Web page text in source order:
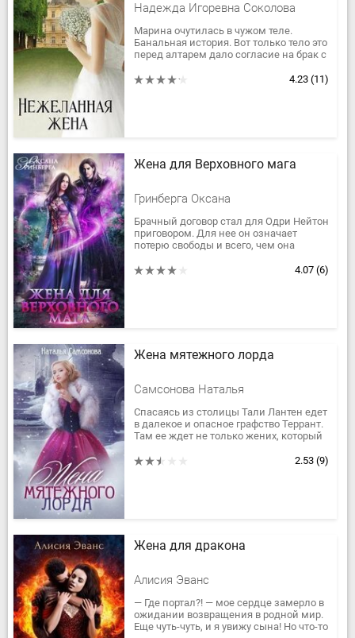
Надежда Игоревна Соколова
Марина очутилась в чужом теле.
Банальная история. Вот только тело это
перед алтарем дало согласие на брак с
уродливым некромантом....
4.23 (11)
Жена для Верховного мага
Гринберга Оксана
Брачный договор стал для Одри Нейтон
приговором. Для нее он означает
потерю свободы и всего, чем она
шанс на любовь и счастье? Но...
4.07 (6)
Жена мятежного лорда
Самсонова Наталья
Спасаясь из столицы Тали Лантен едет
в далекое и опасное графство Террант.
Там ее ждет не только жених, который
самый сложный...
2.53 (9)
Жена для дракона
Алисия Эванс
— Где портал?! — мое сердце замерло в
ожидании возвращения в родной мир.
Еще чуть-чуть, и я увижу сына! Но что-то